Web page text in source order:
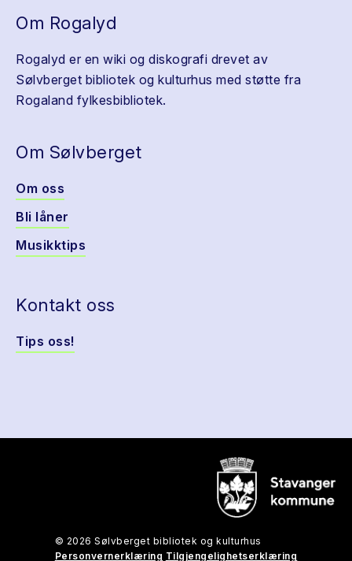
Om Rogalyd
Rogalyd er en wiki og diskografi drevet av
Sølvberget bibliotek og kulturhus med støtte fra
Rogaland fylkesbibliotek.
Om Sølvberget
Om oss
Bli låner
Musikktips
Kontakt oss
Tips oss!
© 2026 Sølvberget bibliotek og kulturhus
Personvernerklæring Tilgjengelighetserklæring